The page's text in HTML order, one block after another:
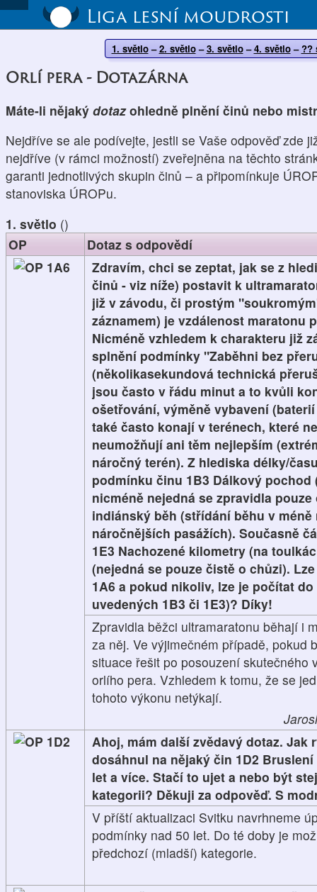
Liga lesní moudrosti
1. světlo – 2. světlo – 3. světlo – 4. světlo – ??
Orlí pera - Dotazárna
Máte-li nějaký dotazohledně plnění činů nebo
Nejdříve se ale podívejte, jestli se Vaše odpověď zde
nejdříve (v rámci možností) zveřejněna na těchto
garanti jednotlivých skupin činů – a připomínkuje
stanoviska ÚROPu.
1. světlo ()
OP
Dotaz s odpovědí
1A6
Zdravím, chci se zeptat, jak se z
činů - viz níže) postavit k
již v závodu, či prostým
záznamem) je vzdálenost maratonu
Nicméně vzhledem k charakteru již
splnění podmínky "Zaběhni bez
(několikasekundová technická
jsou často v řádu minut a to kvůli
ošetřování, výměně vybavení
také často konají v terénech, které
neumožňují ani těm nejlepším
náročný terén). Z hlediska délky/
podmínku činu 1B3 Dálkový pochod
nicméně nejedná se zpravidla
indiánský běh (střídání běhu v
náročnějších pasážích). Současně
1E3 Nachozené kilometry (na
(nejedná se pouze čistě o chůzi).
1A6 a pokud nikoliv, lze je počítat
uvedených 1B3 či 1E3)? Díky!
Zpravidla běžci ultramaratonu běhají i
za něj. Ve výjimečném případě, pokud
situace řešit po posouzení skutečného
orlího pera. Vzhledem k tomu, že se
tohoto výkonu netýkají.
1D2
Ahoj, mám další zvědavý dotaz. Jak
dosáhnul na nějaký čin 1D2
let a více. Stačí to ujet a nebo být
kategorii? Děkuji za odpověď. S
V příští aktualizaci Svitku navrhneme
podmínky nad 50 let. Do té doby je
předchozí (mladší) kategorie.